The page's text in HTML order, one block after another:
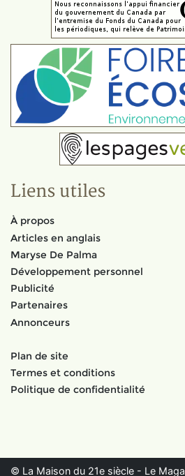
Liens utiles
À propos
Articles en anglais
Maryse De Palma
Développement personnel
Publicité
Partenaires
Annonceurs
Plan de site
Termes et conditions
Politique de confidentialité
© La Maison du 21e siècle - Le